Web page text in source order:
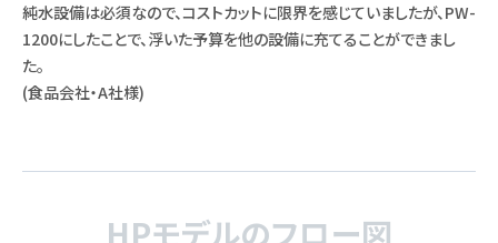
純水設備は必須なので、コストカットに限界を感じていましたが、PW-
1200にしたことで、浮いた予算を他の設備に充てることができまし
た。
(食品会社・A社様)
HPモデルのフロー図